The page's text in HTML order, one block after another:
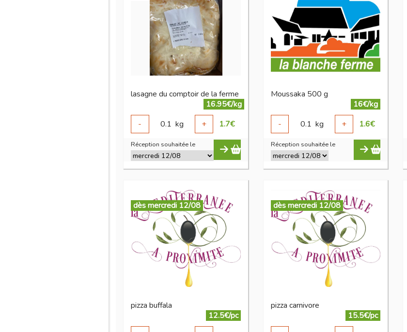
lasagne du comptoir de la ferme
16.95€/kg
-
0.1 kg + 1.7€
Réception souhaitée le
Moussaka 500 g
16€/kg
-
0.1 kg + 1.6€
Réception souhaitée le
dès mercredi 12/08
pizza buffala
12.5€/pc
dès mercredi 12/08
pizza carnivore
15.5€/pc